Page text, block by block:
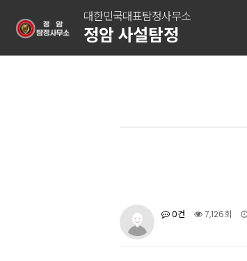
대한민국대표탐정사무소
정암 사설탐정
0건 7,126회